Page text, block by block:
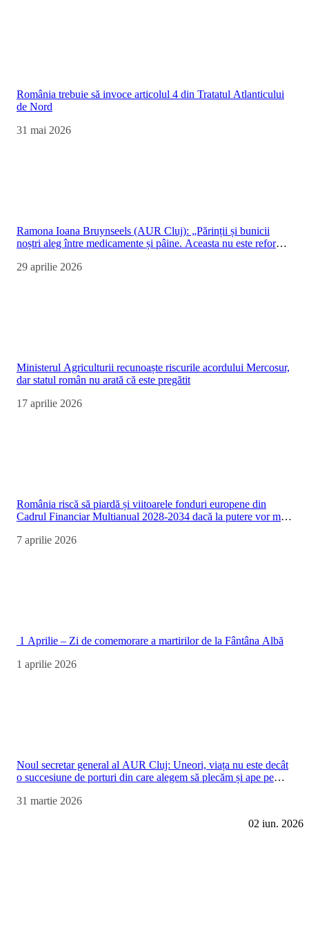
România trebuie să invoce articolul 4 din Tratatul Atlanticului
de Nord
31 mai 2026
Ramona Ioana Bruynseels (AUR Cluj): „Părinții și bunicii
noștri aleg între medicamente și pâine. Aceasta nu este reformă
29 aprilie 2026
Ministerul Agriculturii recunoaște riscurile acordului Mercosur,
dar statul român nu arată că este pregătit
17 aprilie 2026
România riscă să piardă și viitoarele fonduri europene din
Cadrul Financiar Multianual 2028-2034 dacă la putere vor mai
7 aprilie 2026
1 Aprilie – Zi de comemorare a martirilor de la Fântâna Albă
1 aprilie 2026
Noul secretar general al AUR Cluj: Uneori, viața nu este decât
o succesiune de porturi din care alegem să plecăm și ape pe
31 martie 2026
02 iun. 2026